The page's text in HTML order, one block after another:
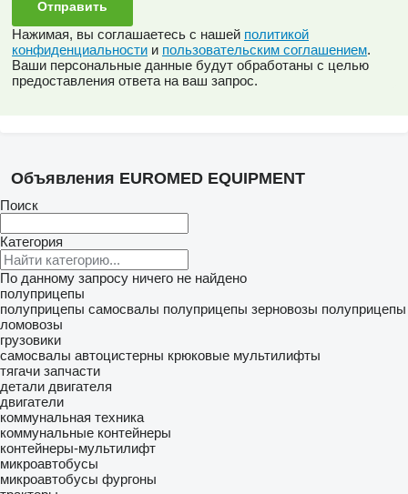
Нажимая, вы соглашаетесь с нашей политикой
конфиденциальности и пользовательским соглашением.
Ваши персональные данные будут обработаны с целью
предоставления ответа на ваш запрос.
Объявления EUROMED EQUIPMENT
Поиск
Категория
По данному запросу ничего не найдено
полуприцепы
полуприцепы самосвалы полуприцепы зерновозы полуприцепы
ломовозы
грузовики
самосвалы автоцистерны крюковые мультилифты
тягачи запчасти
детали двигателя
двигатели
коммунальная техника
коммунальные контейнеры
контейнеры-мультилифт
микроавтобусы
микроавтобусы фургоны